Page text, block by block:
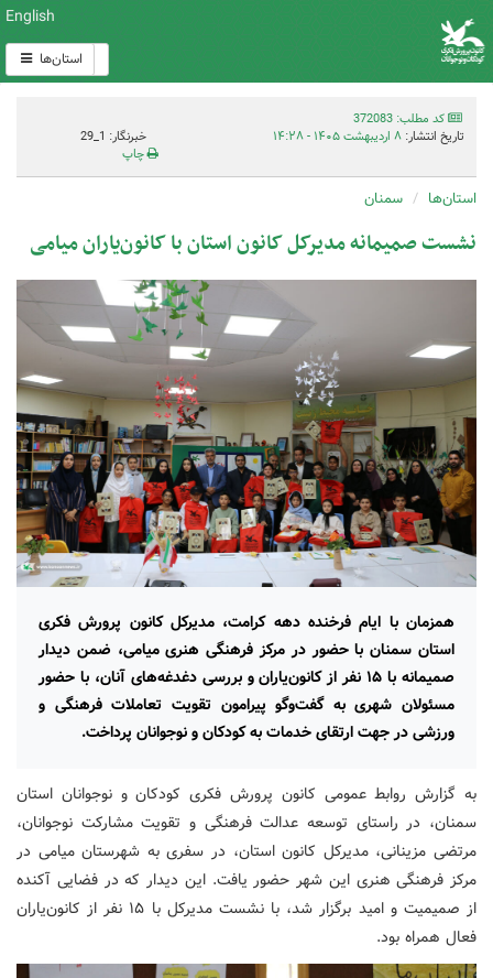
English
استان‌ها
کد مطلب: 372083
تاریخ انتشار: ۸ اردیبهشت ۱۴۰۵ - ۱۴:۲۸
خبرنگار: 1_29
چاپ
استان‌ها سمنان
نشست صمیمانه مدیرکل کانون استان با کانون‌یاران میامی
همزمان با ایام فرخنده دهه کرامت، مدیرکل کانون پرورش فکری
استان سمنان با حضور در مرکز فرهنگی هنری میامی، ضمن دیدار
صمیمانه با ۱۵ نفر از کانون‌یاران و بررسی دغدغه‌های آنان، با حضور
مسئولان شهری به گفت‌وگو پیرامون تقویت تعاملات فرهنگی و
ورزشی در جهت ارتقای خدمات به کودکان و نوجوانان پرداخت.
به گزارش روابط عمومی کانون پرورش فکری کودکان و نوجوانان استان
سمنان، در راستای توسعه عدالت فرهنگی و تقویت مشارکت نوجوانان،
مرتضی مزینانی، مدیرکل کانون استان، در سفری به شهرستان میامی در
مرکز فرهنگی هنری این شهر حضور یافت. این دیدار که در فضایی آکنده
از صمیمیت و امید برگزار شد، با نشست مدیرکل با ۱۵ نفر از کانون‌یاران
فعال همراه بود.